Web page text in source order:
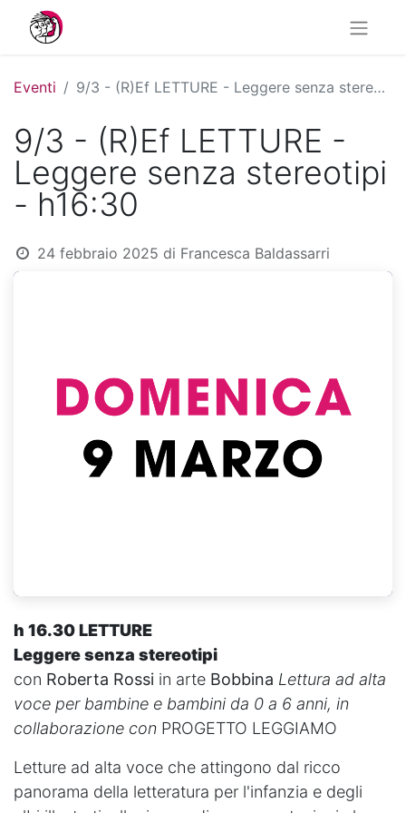
Eventi 9/3 - (R)Ef LETTURE - Leggere senza stereotipi - h16:30
9/3 - (R)Ef LETTURE -
Leggere senza stereotipi
- h16:30
24 febbraio 2025 di Francesca Baldassarri
h 16.30 LETTURE
Leggere senza stereotipi
con Roberta Rossi in arte Bobbina Lettura ad alta
voce per bambine e bambini da 0 a 6 anni, in
collaborazione con PROGETTO LEGGIAMO
Letture ad alta voce che attingono dal ricco
panorama della letteratura per l'infanzia e degli